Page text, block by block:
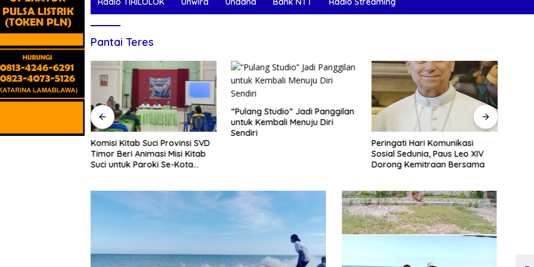
Pantai Teres
“Pulang Studio” Jadi Panggilan
untuk Kembali Menuju Diri
Sendiri
Dari Kupang ke Melbourne, Tia
Ragat Buktikan Konsistensi
Belajar Jadi Kunci Raih Impian